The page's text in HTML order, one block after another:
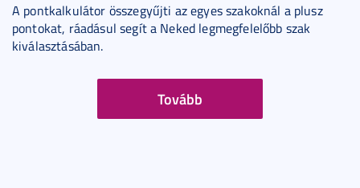
A pontkalkulátor összegyűjti az egyes szakoknál a plusz
pontokat, ráadásul segít a Neked legmegfelelőbb szak
kiválasztásában.
Tovább